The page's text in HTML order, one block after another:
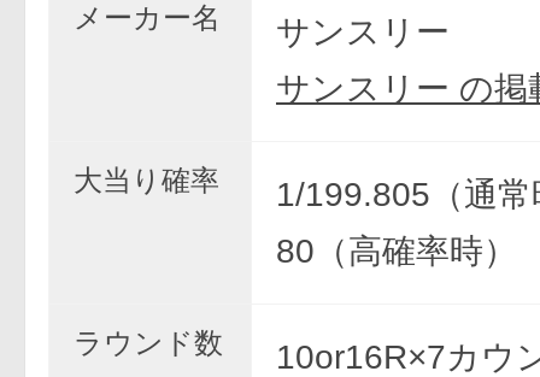
メーカー名
サンスリー
サンスリー の掲
大当り確率
1/199.805（通
80（高確率時）
ラウンド数 10or16R×7カウ